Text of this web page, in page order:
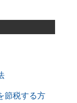
節税する方